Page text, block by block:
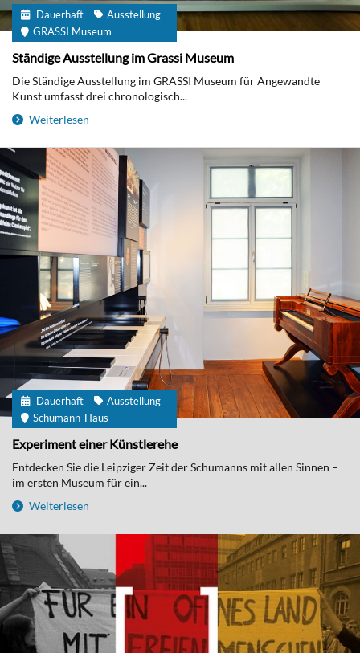
Dauerhaft
Ausstellung
GRASSI Museum
Ständige Ausstellung im Grassi Museum
Die Ständige Ausstellung im GRASSI Museum für Angewandte
Kunst umfasst drei chronologisch...
Weiterlesen
Dauerhaft
Ausstellung
Schumann-Haus
Experiment einer Künstlerehe
Entdecken Sie die Leipziger Zeit der Schumanns mit allen Sinnen –
im ersten Museum für ein...
Weiterlesen